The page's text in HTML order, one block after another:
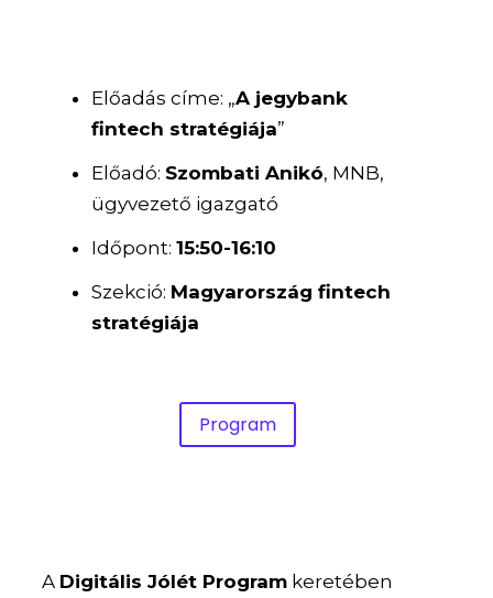
Előadás címe: „A jegybank
fintech stratégiája”
Előadó: Szombati Anikó, MNB,
ügyvezető igazgató
Időpont:15:50-16:10
Szekció: Magyarország fintech
stratégiája
Program
A Digitális Jólét Program keretében